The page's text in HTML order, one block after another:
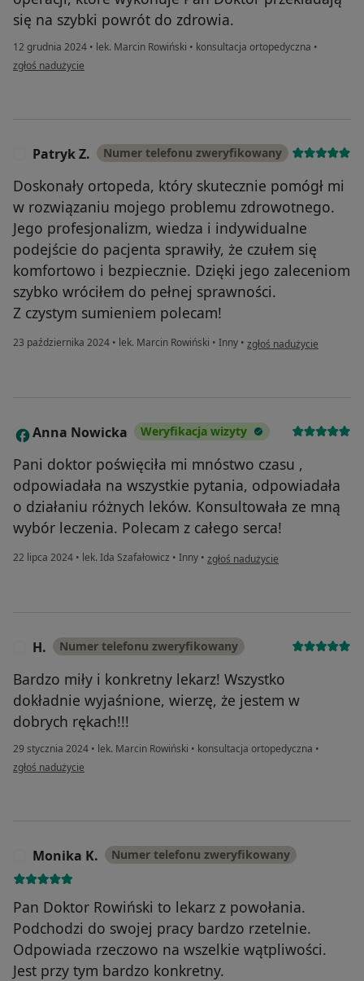
się na szybki powrót do zdrowia.
12 grudnia 2024 • lek. Marcin Rowiński • konsultacja ortopedyczna •
w opinii użytkownika Anna
zgłoś nadużycie
Patryk Z. Numer telefonu zweryfikowany
Doskonały ortopeda, który skutecznie pomógł mi
w rozwiązaniu mojego problemu zdrowotnego.
Jego profesjonalizm, wiedza i indywidualne
podejście do pacjenta sprawiły, że czułem się
komfortowo i bezpiecznie. Dzięki jego zaleceniom
szybko wróciłem do pełnej sprawności.
Z czystym sumieniem polecam!
23 października 2024 • lek. Marcin Rowiński • Inny • w opinii użytkownika
zgłoś nadużycie
A Anna Nowicka Weryfikacja wizyty
Pani doktor poświęciła mi mnóstwo czasu ,
odpowiadała na wszystkie pytania, odpowiadała
o działaniu różnych leków. Konsultowała ze mną
wybór leczenia. Polecam z całego serca!
22 lipca 2024 • lek. Ida Szafałowicz • Inny • w opinii użytkownika Anna Nowicka
zgłoś nadużycie
H. Numer telefonu zweryfikowany
Bardzo miły i konkretny lekarz! Wszystko
dokładnie wyjaśnione, wierzę, że jestem w
dobrych rękach!!!
29 stycznia 2024 • lek. Marcin Rowiński • konsultacja ortopedyczna •
w opinii użytkownika H.
zgłoś nadużycie
Monika K. Numer telefonu zweryfikowany
Pan Doktor Rowiński to lekarz z powołania.
Podchodzi do swojej pracy bardzo rzetelnie.
Odpowiada rzeczowo na wszelkie wątpliwości.
Jest przy tym bardzo konkretny.